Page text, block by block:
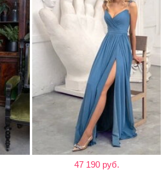
47 190 руб.